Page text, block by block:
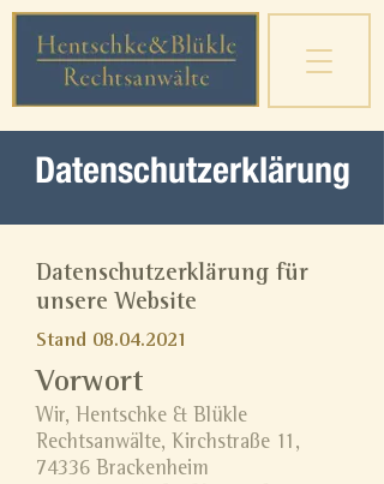
Datenschutzerklärung
Datenschutzerklärung für
unsere Website
Stand 08.04.2021
Vorwort
Wir, Hentschke & Blükle
Rechtsanwälte, Kirchstraße 11,
74336 Brackenheim